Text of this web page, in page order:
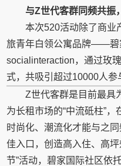
与Z世代客群同频共振
本次520活动除了商业
旅青年白领公寓品牌——碧
socialinteraction，通过玫
式，共吸引超过10000人参
Z世代客群是目前最具
为长租市场的“中流砥柱”，
时尚化、潮流化才能与之
佳入口，创造高入住、高
节”活动，碧家国际社区依